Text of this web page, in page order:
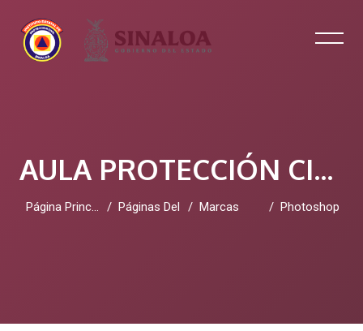
AULA PROTECCIÓN CIVIL SINALOA
Página Principal Páginas Del SitioMarcas Photoshop